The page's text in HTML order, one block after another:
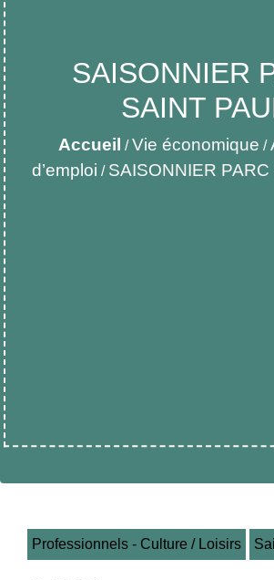
SAISONNIER
SAINT
Accueil /Vie économique /
d’emploi / SAISONNIER
Professionnels - Culture / Loisirs